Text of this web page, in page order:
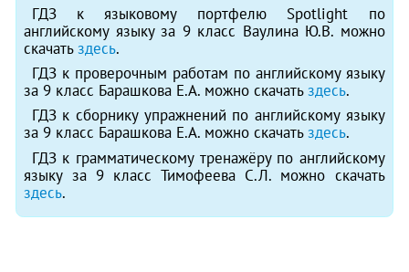
ГДЗ к языковому портфелю Spotlight по
английскому языку за 9 класс Ваулина Ю.В. можно
скачатьздесь.
ГДЗ к проверочным работам по английскому языку
за 9 класс Барашкова Е.А. можно скачатьздесь.
ГДЗ к сборнику упражнений по английскому языку
за 9 класс Барашкова Е.А. можно скачатьздесь.
ГДЗ к грамматическому тренажёру по английскому
языку за 9 класс Тимофеева С.Л. можно скачать
здесь.